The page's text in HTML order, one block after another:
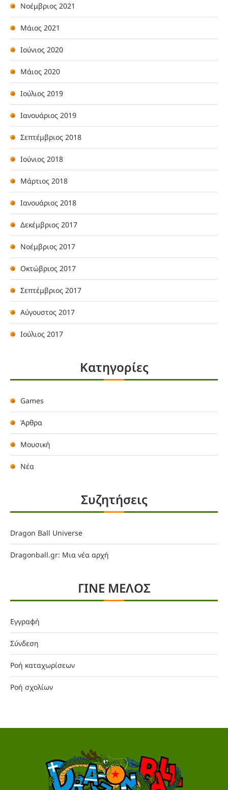
Νοέμβριος 2021
Μάιος 2021
Ιούνιος 2020
Μάιος 2020
Ιούλιος 2019
Ιανουάριος 2019
Σεπτέμβριος 2018
Ιούνιος 2018
Μάρτιος 2018
Ιανουάριος 2018
Δεκέμβριος 2017
Νοέμβριος 2017
Οκτώβριος 2017
Σεπτέμβριος 2017
Αύγουστος 2017
Ιούλιος 2017
Kατηγορίες
Games
Άρθρα
Μουσική
Νέα
Συζητήσεις
Dragon Ball Universe
Dragonball.gr: Μια νέα αρχή
ΓΙΝΕ ΜΕΛΟΣ
Εγγραφή
Σύνδεση
Ροή καταχωρίσεων
Ροή σχολίων